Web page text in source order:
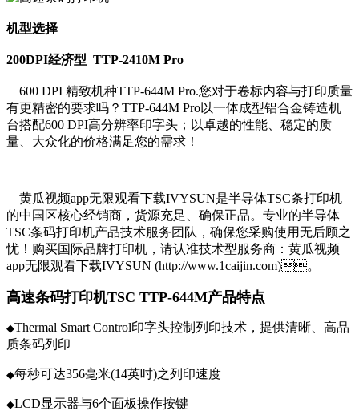
机型选择
200DPI经济型 TTP-2410M Pro
600 DPI 精致机种TTP-644M Pro.您对于卷标内容与打印质量
有更精密的要求吗？TTP-644M Pro以一体成型铝合金铸造机
台搭配600 DPI高分辨率印字头；以卓越的性能、稳定的质
量、大众化的价格满足您的需求！
黄瓜视频app无限观看下载IVYSUN是半导体TSC条打印机
的中国区核心经销商，货源充足、确保正品。专业的半导体
TSC条码打印机产品技术服务团队，确保您采购使用无后顾之
忧！购买国际品牌打印机，请认准技术型服务商：黄瓜视频
app无限观看下载IVYSUN (http://www.1caijin.com)。
高速条码打印机TSC TTP-644M产品特点
◆Thermal Smart Control印字头控制列印技术，提供清晰、高品
质条码列印
◆每秒可达356毫米(14英吋)之列印速度
◆LCD显示器与6个面板操作按键